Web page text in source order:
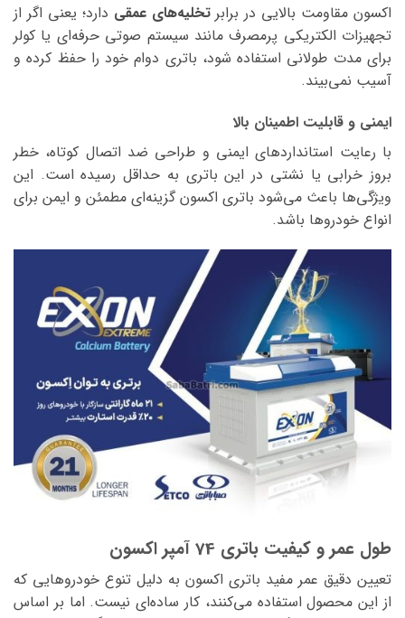
اکسون مقاومت بالایی در برابرتخلیه‌های عمقی دارد؛ یعنی اگر از
تجهیزات الکتریکی پرمصرف مانند سیستم صوتی حرفه‌ای یا کولر
برای مدت طولانی استفاده شود، باتری دوام خود را حفظ کرده و
آسیب نمی‌بیند.
ایمنی و قابلیت اطمینان بالا
با رعایت استانداردهای ایمنی و طراحی ضد اتصال کوتاه، خطر
بروز خرابی یا نشتی در این باتری به حداقل رسیده است. این
ویژگی‌ها باعث می‌شود باتری اکسون گزینه‌ای مطمئن و ایمن برای
انواع خودروها باشد.
طول عمر و کیفیت باتری 74 آمپر اکسون
تعیین دقیق عمر مفید باتری اکسون به دلیل تنوع خودروهایی که
از این محصول استفاده می‌کنند، کار ساده‌ای نیست. اما بر اساس